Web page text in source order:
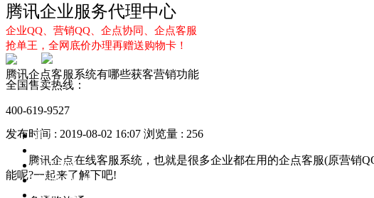
腾讯企业服务代理中心
企业QQ、营销QQ、企点协同、企点客服
抢单王，全网底价办理再赠送购物卡！
全国售卖热线：
400-619-9527
首页
企点服务
企业QQ2.0
企点协同
腾讯企点客服系统有哪些获客营销功能
发布时间 : 2019-08-02 16:07 浏览量 : 256
腾讯企点在线客服系统，也就是很多企业都在用的企点客服(原营销
能呢?一起来了解下吧!